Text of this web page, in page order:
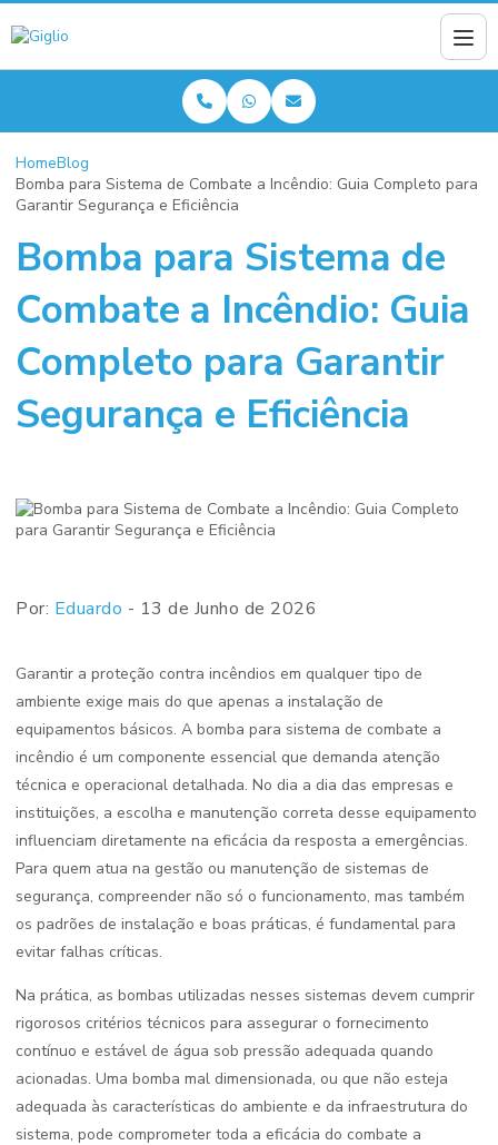
HomeBlog
Bomba para Sistema de Combate a Incêndio: Guia Completo para
Garantir Segurança e Eficiência
Bomba para Sistema de
Combate a Incêndio: Guia
Completo para Garantir
Segurança e Eficiência
Por: Eduardo - 13 de Junho de 2026
Garantir a proteção contra incêndios em qualquer tipo de
ambiente exige mais do que apenas a instalação de
equipamentos básicos. A bomba para sistema de combate a
incêndio é um componente essencial que demanda atenção
técnica e operacional detalhada. No dia a dia das empresas e
instituições, a escolha e manutenção correta desse equipamento
influenciam diretamente na eficácia da resposta a emergências.
Para quem atua na gestão ou manutenção de sistemas de
segurança, compreender não só o funcionamento, mas também
os padrões de instalação e boas práticas, é fundamental para
evitar falhas críticas.
Na prática, as bombas utilizadas nesses sistemas devem cumprir
rigorosos critérios técnicos para assegurar o fornecimento
contínuo e estável de água sob pressão adequada quando
acionadas. Uma bomba mal dimensionada, ou que não esteja
adequada às características do ambiente e da infraestrutura do
sistema, pode comprometer toda a eficácia do combate a